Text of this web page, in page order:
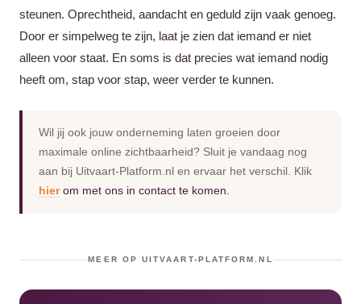
steunen. Oprechtheid, aandacht en geduld zijn vaak genoeg.
Door er simpelweg te zijn, laat je zien dat iemand er niet
alleen voor staat. En soms is dat precies wat iemand nodig
heeft om, stap voor stap, weer verder te kunnen.
Wil jij ook jouw onderneming laten groeien door
maximale online zichtbaarheid? Sluit je vandaag nog
aan bij Uitvaart-Platform.nl en ervaar het verschil. Klik
hierom met ons in contact te komen.
MEER OP UITVAART-PLATFORM.NL